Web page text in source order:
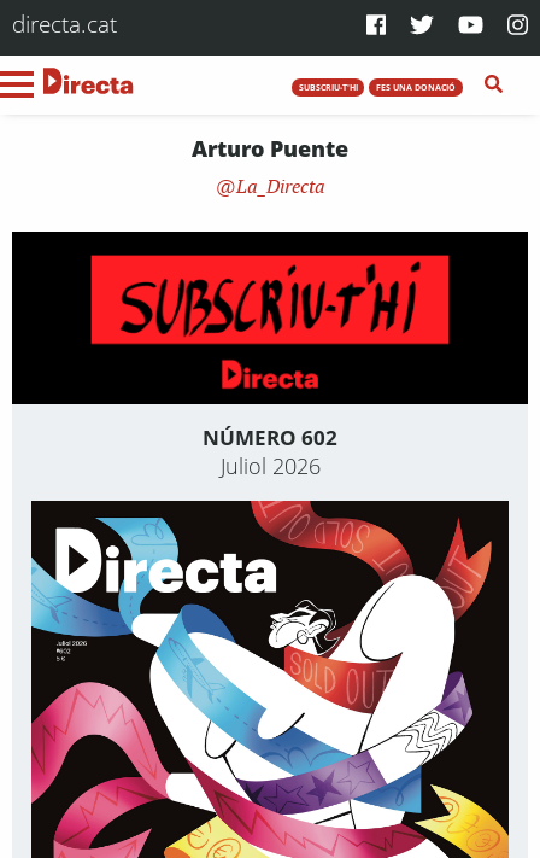
directa.cat
SUBSCRIU-T'HI FES UNA DONACIÓ
Arturo Puente
La_Directa
NÚMERO 602
Juliol 2026